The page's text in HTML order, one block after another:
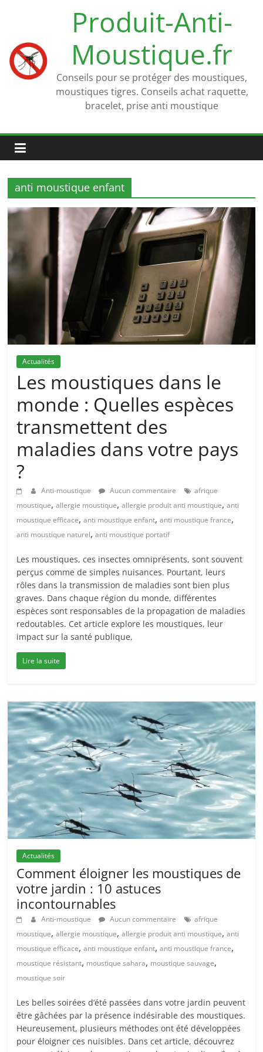
Produit-Anti-
Moustique.fr
Conseils pour se protéger des moustiques,
moustiques tigres. Conseils achat raquette,
bracelet, prise anti moustique
anti moustique enfant
Actualités
Les moustiques dans le
monde : Quelles espèces
transmettent des
maladies dans votre pays
?
Anti-moustique Aucun commentaire
afrique
moustique,allergie moustique,allergie produit anti moustique,anti
moustique efficace,anti moustique enfant,anti moustique france,
anti moustique naturel,anti moustique portatif
Les moustiques, ces insectes omniprésents, sont souvent
perçus comme de simples nuisances. Pourtant, leurs
rôles dans la transmission de maladies sont bien plus
graves. Dans chaque région du monde, différentes
espèces sont responsables de la propagation de maladies
redoutables. Cet article explore les moustiques, leur
impact sur la santé publique,
Lire la suite
Actualités
Comment éloigner les moustiques de
votre jardin : 10 astuces
incontournables
Anti-moustique Aucun commentaire
afrique
moustique,allergie moustique,allergie produit anti moustique,anti
moustique efficace,anti moustique enfant,anti moustique france,
moustique résistant, moustique sahara, moustique sauvage,
moustique soir
Les belles soirées d’été passées dans votre jardin peuvent
être gâchées par la présence indésirable des moustiques.
Heureusement, plusieurs méthodes ont été développées
pour éloigner ces nuisibles. Dans cet article, découvrez